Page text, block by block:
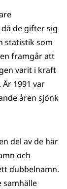
de gifter sig
statistik som
framgår att
varit i kraft
1991 var
åren sjönk
del av de här
och
dubbelnamn.
samhälle